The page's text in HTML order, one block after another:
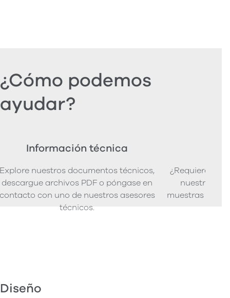
¿Cómo podemos
ayudar?
Información técnica
Explore nuestros documentos técnicos,
descargue archivos PDF o póngase en
con uno de nuestros asesores
técnicos.
¿Requiere
nuestra
muestras de
Diseño